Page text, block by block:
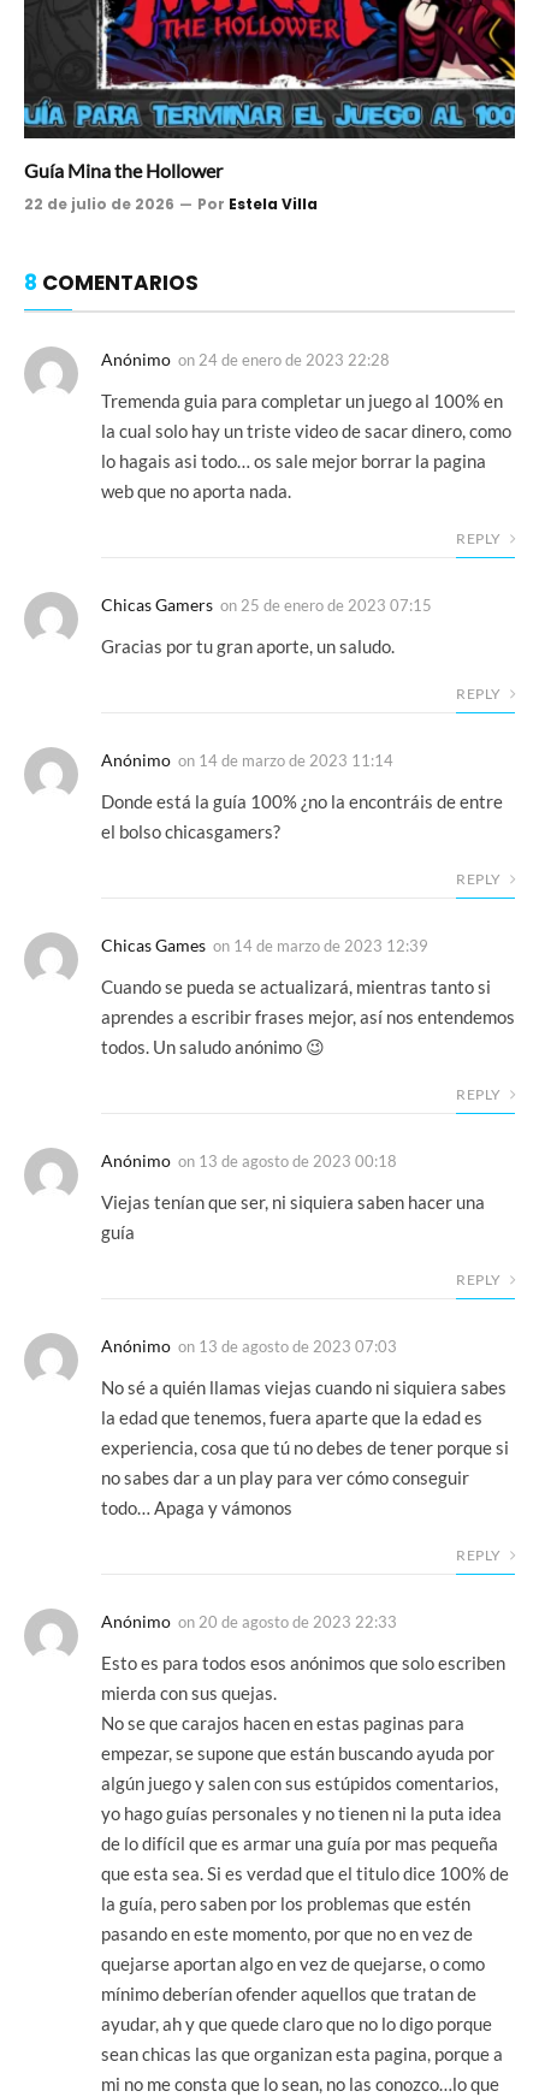
Guía Mina the Hollower
22 de julio de 2026 Por Estela Villa
8 COMENTARIOS
Anónimo on24 de enero de 2023 22:28
Tremenda guia para completar un juego al 100% en
la cual solo hay un triste video de sacar dinero, como
lo hagais asi todo… os sale mejor borrar la pagina
web que no aporta nada.
REPLY
Chicas Gamers on25 de enero de 2023 07:15
Gracias por tu gran aporte, un saludo.
REPLY
Anónimo on 14 de marzo de 2023 11:14
Donde está la guía 100% ¿no la encontráis de entre
el bolso chicasgamers?
REPLY
Chicas Games on 14 de marzo de 2023 12:39
Cuando se pueda se actualizará, mientras tanto si
aprendes a escribir frases mejor, así nos entendemos
todos. Un saludo anónimo 😉
REPLY
Anónimo on 13 de agosto de 2023 00:18
Viejas tenían que ser, ni siquiera saben hacer una
guía
REPLY
Anónimo on 13 de agosto de 2023 07:03
No sé a quién llamas viejas cuando ni siquiera sabes
la edad que tenemos, fuera aparte que la edad es
experiencia, cosa que tú no debes de tener porque si
no sabes dar a un play para ver cómo conseguir
todo… Apaga y vámonos
REPLY
Anónimo on20 de agosto de 2023 22:33
Esto es para todos esos anónimos que solo escriben
mierda con sus quejas.
No se que carajos hacen en estas paginas para
empezar, se supone que están buscando ayuda por
algún juego y salen con sus estúpidos comentarios,
yo hago guías personales y no tienen ni la puta idea
de lo difícil que es armar una guía por mas pequeña
que esta sea. Si es verdad que el titulo dice 100% de
la guía, pero saben por los problemas que estén
pasando en este momento, por que no en vez de
quejarse aportan algo en vez de quejarse, o como
mínimo deberían ofender aquellos que tratan de
ayudar, ah y que quede claro que no lo digo porque
sean chicas las que organizan esta pagina, porque a
mi no me consta que lo sean, no las conozco…lo que